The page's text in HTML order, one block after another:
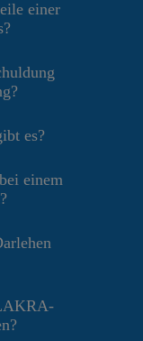
einer
es?
einem